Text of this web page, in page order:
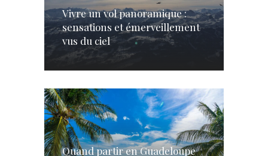
Vivre un vol panoramique :
sensations et émerveillement
vus du ciel
Quand partir en Guadeloupe